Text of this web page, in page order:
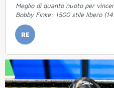
Meglio di quanto nuoto per
Bobby Finke: 1500 stile libero
RE